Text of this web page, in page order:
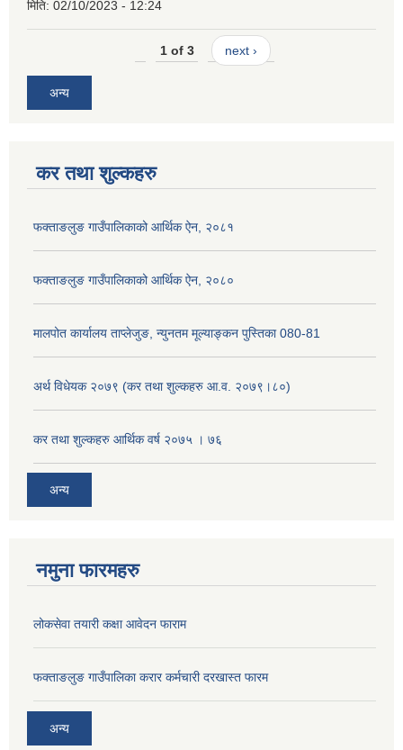
मिति: 02/10/2023 - 12:24
1 of 3 next ›
अन्य
कर तथा शुल्कहरु
फक्ताङलुङ गाउँपालिकाको आर्थिक ऐन, २०८१
फक्ताङलुङ गाउँपालिकाको आर्थिक ऐन, २०८०
मालपोत कार्यालय ताप्लेजुङ, न्युनतम मूल्याङ्कन पुस्तिका 080-81
अर्थ विधेयक २०७९ (कर तथा शुल्कहरु आ.व. २०७९।८०)
कर तथा शुल्कहरु आर्थिक वर्ष २०७५ । ७६
अन्य
नमुना फारमहरु
लोकसेवा तयारी कक्षा आवेदन फाराम
फक्ताङलुङ गाउँपालिका करार कर्मचारी दरखास्त फारम
अन्य